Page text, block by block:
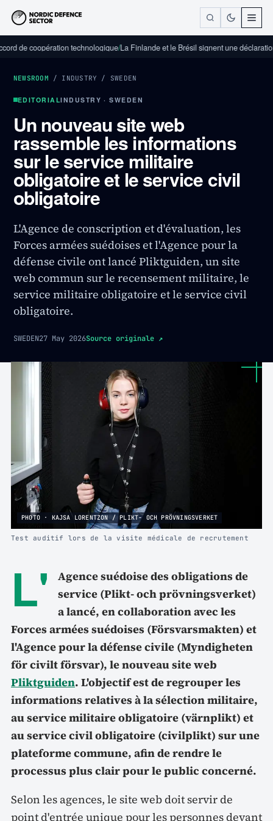
technologique/La Finlande et le Brésil signent une déclaration
NEWSROOM / INDUSTRY / SWEDEN
EDITORIALINDUSTRY · SWEDEN
Un nouveau site web
rassemble les informations
sur le service militaire
obligatoire et le service civil
obligatoire
L'Agence de conscription et d'évaluation, les
Forces armées suédoises et l'Agence pour la
défense civile ont lancé Pliktguiden, un site
web commun sur le recensement militaire, le
service militaire obligatoire et le service civil
obligatoire.
SWEDEN27 May 2026Source originale ↗
PHOTO · KAJSA LORENTZON / PLIKT- OCH PRÖVNINGSVERKET
Test auditif lors de la visite médicale de recrutement
L'
Agence suédoise des obligations de
service (Plikt- och prövningsverket)
a lancé, en collaboration avec les
Forces armées suédoises (Försvarsmakten) et
l'Agence pour la défense civile (Myndigheten
för civilt försvar), le nouveau site web
Pliktguiden. L'objectif est de regrouper les
informations relatives à la sélection militaire,
au service militaire obligatoire (värnplikt) et
au service civil obligatoire (civilplikt) sur une
plateforme commune, afin de rendre le
processus plus clair pour le public concerné.
Selon les agences, le site web doit servir de
point d'entrée unique pour les personnes devant